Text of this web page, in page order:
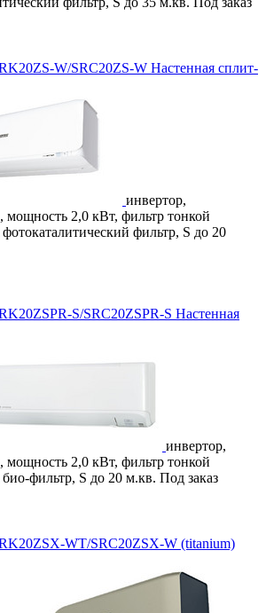
W/SRC20ZS-W Настенная сплит-
инвертор,
мощность 2,0 кВт, фильтр тонкой
фильтр, S до 20
S/SRC20ZSPR-S Настенная
инвертор,
мощность 2,0 кВт, фильтр тонкой
фильтр, S до 20 м.кв. Под заказ
WT/SRC20ZSX-W (titanium)